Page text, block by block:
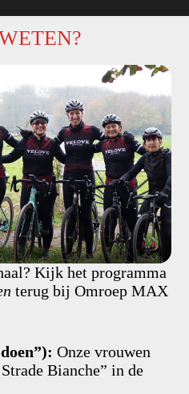
Kijk het programma
terug bij Omroep MAX
Onze vrouwen
Bianche” in de